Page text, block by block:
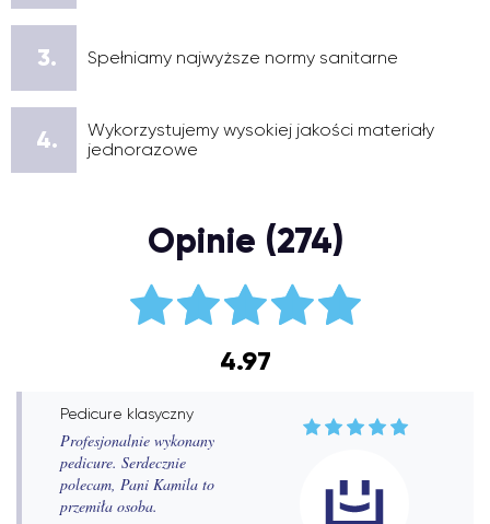
3. Spełniamy najwyższe normy sanitarne
4.
Wykorzystujemy wysokiej jakości materiały
jednorazowe
Opinie (274)
4.97
Pedicure klasyczny
Profesjonalnie wykonany
pedicure. Serdecznie
polecam, Pani Kamila to
przemiła osoba.